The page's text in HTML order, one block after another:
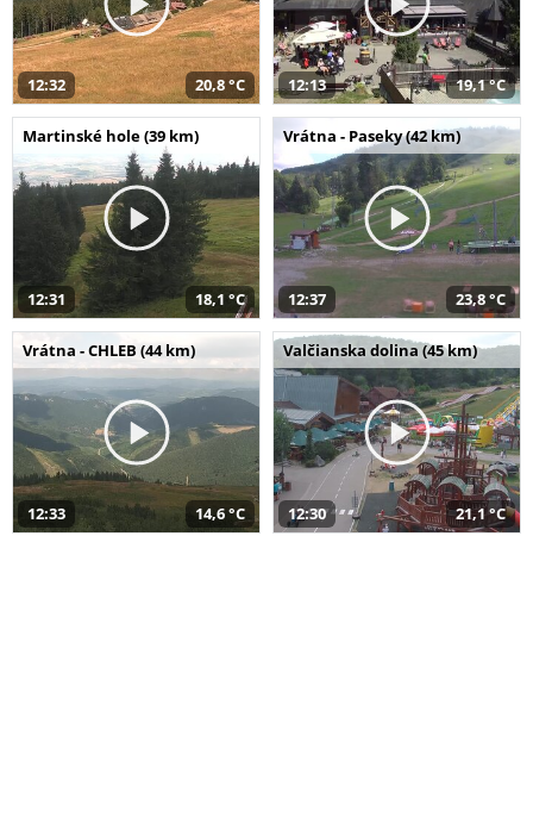
12:32 20,8 °C 12:13 19,1 °C
Martinské hole (39 km)
12:31 18,1 °C
Vrátna - Paseky (42 km)
12:37 23,8 °C
Vrátna - CHLEB (44 km)
12:33 14,6 °C
Valčianska dolina (45 km)
12:30 21,1 °C